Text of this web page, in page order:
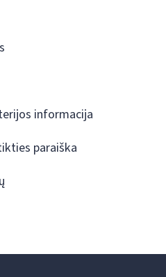
informacija
paraiška